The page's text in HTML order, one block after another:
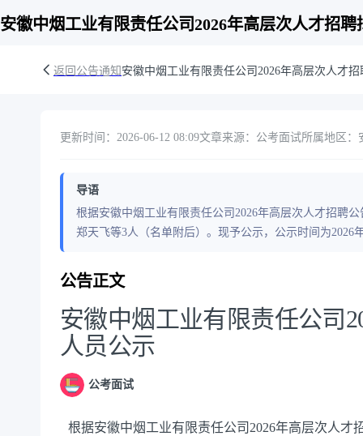
安徽中烟工业有限责任公司2026年高层次人才招
返回公告通知 安徽中烟工业有限责任公司2026年高层次人才
更新时间：2026-06-12 08:09文章来源：公考面试所属地区：
导语
根据安徽中烟工业有限责任公司2026年高层次人才招聘
郑天飞等3人（名单附后）。现予公示，公示时间为2026
公告正文
安徽中烟工业有限责任公司
人员公示
公考面试
根据安徽中烟工业有限责任公司2026年高层次人